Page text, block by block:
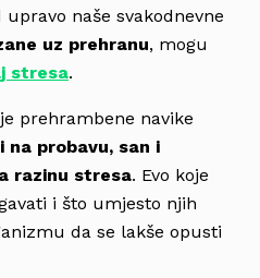
naše svakodnevne
uz prehranu, mogu
stresa.
prehrambene navike
na probavu, san i
razinu stresa. Evo koje
i što umjesto njih
da se lakše opusti